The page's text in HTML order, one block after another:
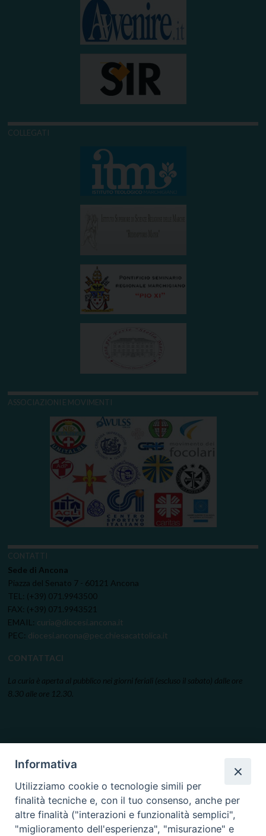
COLLEGATI
ASSOCIAZIONI E MOVIMENTI
CONTATTI
Sede di Ancona
Piazza del Senato 7 - 60121 Ancona
TEL: (+39) 071.9943500
FAX: (+39) 071.9943521
EMAIL: curia@diocesi.ancona.it
PEC: diocesi.ancona@pec.chiesacattolica.it
CONTATTACI
La curia è aperta al pubblico nei giorni feriali (escluso il sabato) dalle ore
8.30 alle ore 12.30.
Informativa
Utilizziamo cookie o tecnologie simili per
finalità tecniche e, con il tuo consenso, anche per
altre finalità ("interazioni e funzionalità semplici",
"miglioramento dell'esperienza", "misurazione" e